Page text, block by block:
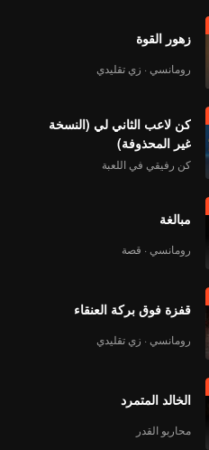
Episode 6(Part 4):
Overview
Episode 7(Part 1):
Episode 7(Part 2):
Episode 7(Part 3):
Episode 7(Part 4):
زهور القوة
رومانسي · زي تقليدي
كن لاعب الثاني لي (النسخة
غير المحذوفة)
كن رفيقي في اللعبة
مبالغة
رومانسي · قصة
قفزة فوق بركة العنقاء
رومانسي · زي تقليدي
الخالد المتمرد
محاربو القدر